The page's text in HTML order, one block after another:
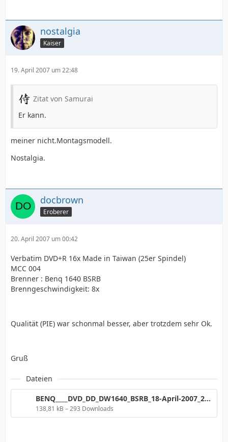
nostalgia
Kaiser
19. April 2007 um 22:48
Zitat von Samurai
Er kann.
meiner nicht.Montagsmodell.
Nostalgia.
docbrown
Eroberer
20. April 2007 um 00:42
Verbatim DVD+R 16x Made in Taiwan (25er Spindel)
MCC 004
Brenner : Benq 1640 BSRB
Brenngeschwindigkeit: 8x
Qualität (PIE) war schonmal besser, aber trotzdem sehr Ok.
Gruß
Dateien
BENQ____DVD_DD_DW1640_BSRB_18-April-2007_21_58.jpg
138,81 kB – 293 Downloads